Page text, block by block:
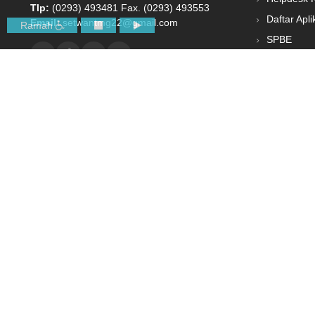
Tlp: (0293) 493481 Fax. (0293) 493553
Email:setwantmg22@gmail.com
Daftar
SPBE
Ramah